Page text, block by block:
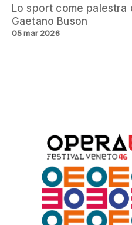
Lo sport come
Gaetano Buson
05 mar 2026